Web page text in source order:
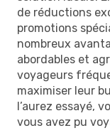
de réductions
promotions
nombreux
abordables et
voyageurs
maximiser leur
l’aurez essayé,
vous avez pu